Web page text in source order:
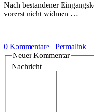
Nach bestandener
vorerst nicht widmen …
0 Kommentare
Permalink
Neuer Kommentar
Nachricht